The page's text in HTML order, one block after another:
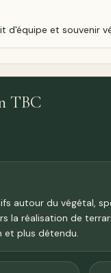
d'équipe et souvenir
TBC
autour du végétal,
la réalisation de
et plus détendu.